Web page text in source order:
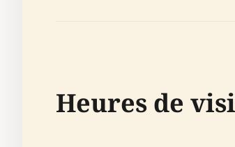
Heures de